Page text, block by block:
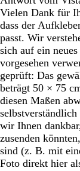
Vielen Dank für
dass der
passt. Wir
sich auf ein
vorgesehen
geprüft: Das
beträgt 50 × 75
diesen Maßen
wir Ihnen
zusenden
sind (z. B. mit
Foto direkt hier